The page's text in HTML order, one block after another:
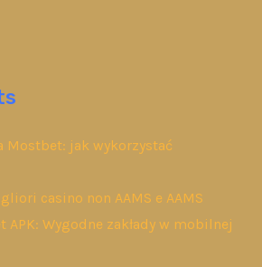
Mostbet: jak wykorzystać
casino non AAMS e AAMS
Wygodne zakłady w mobilnej